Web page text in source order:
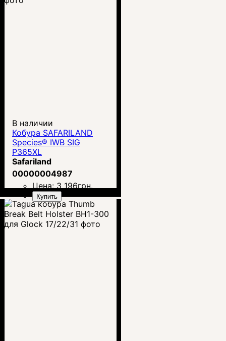
В наличии
Кобура SAFARILAND
Species® IWB SIG
P365XL
Safariland
00000004987
Цена: 3 196грн.
Купить